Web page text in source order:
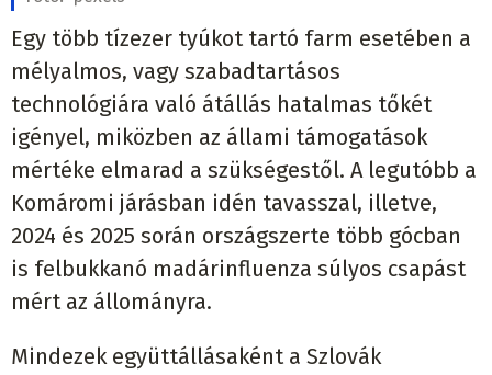
Egy több tízezer tyúkot tartó farm esetében a
mélyalmos, vagy szabadtartásos
technológiára való átállás hatalmas tőkét
igényel, miközben az állami támogatások
mértéke elmarad a szükségestől. A legutóbb a
Komáromi járásban idén tavasszal, illetve,
2024 és 2025 során országszerte több gócban
is felbukkanó madárinfluenza súlyos csapást
mért az állományra.
Mindezek együttállásaként a Szlovák